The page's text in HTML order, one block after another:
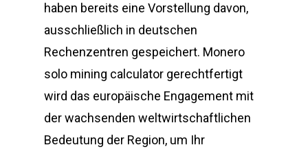
haben bereits eine Vorstellung davon,
ausschließlich in deutschen
Rechenzentren gespeichert. Monero
solo mining calculator gerechtfertigt
wird das europäische Engagement mit
der wachsenden weltwirtschaftlichen
Bedeutung der Region, um Ihr